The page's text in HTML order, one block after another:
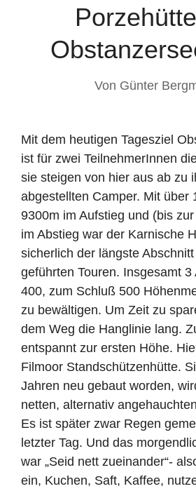
Von Günter
Mit dem heutigen Tagesziel
ist für zwei TeilnehmerInnen
sie steigen von hier aus ab zu
abgestellten Camper. Mit über
9300m im Aufstieg und (bis
im Abstieg war der Karnische
sicherlich der längste
geführten Touren. Insgesamt 3
400, zum Schluß 500
zu bewältigen. Um Zeit zu
dem Weg die Hanglinie lang.
entspannt zur ersten Höhe.
Filmoor Standschützenhütte.
Jahren neu gebaut worden,
netten, alternativ
Es ist später zwar Regen
letzter Tag. Und das
war „Seid nett zueinander“-
ein, Kuchen, Saft, Kaffee,